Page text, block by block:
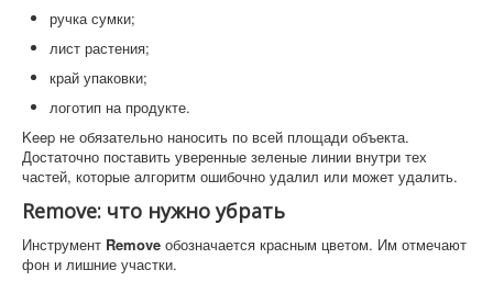
ручка сумки;
лист растения;
край упаковки;
логотип на продукте.
Keep не обязательно наносить по всей площади объекта.
Достаточно поставить уверенные зеленые линии внутри тех
частей, которые алгоритм ошибочно удалил или может удалить.
Remove: что нужно убрать
Инструмент Remove обозначается красным цветом. Им отмечают
фон и лишние участки.